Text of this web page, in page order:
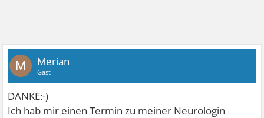
M Merian
Gast
DANKE:-)
Ich hab mir einen Termin zu meiner Neurologin